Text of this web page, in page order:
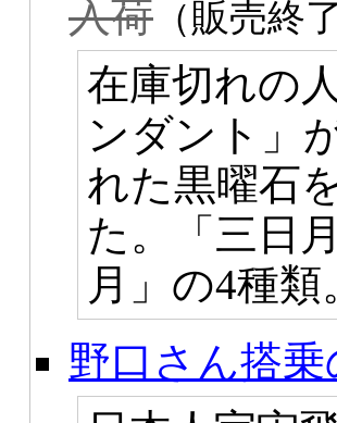
入荷 （販売終
在庫切れの
ンダント」
れた黒曜石
た。「三日
月」の4種類
野口さん搭